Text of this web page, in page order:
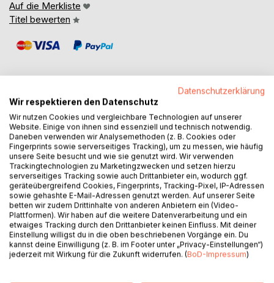
Auf die Merkliste
Titel bewerten
BESCHREIBUNG
In den schwebenden Inseln von Aeloria, wo der Wind
Geschichten erzählt und Wolken als Transportmittel dienen,
lebt Caelan, ein junger Luftschiffkapitän. Sein Leben nimmt
eine unerwartete Wendung, als er auf einer seiner Reisen
eine mysteriöse, in Ketten gelegte Frau namens Elara
rettet. Sie ist keine gewöhnliche Gefangene, sondern die
letzte Zephyrhexe, eine Magierin, die die Winde
kontrollieren kann.
Datenschutzerklärung
Wir respektieren den Datenschutz
Wir nutzen Cookies und vergleichbare Technologien auf unserer
Website. Einige von ihnen sind essenziell und technisch notwendig.
Daneben verwenden wir Analysemethoden (z. B. Cookies oder
Fingerprints sowie serverseitiges Tracking), um zu messen, wie häufig
unsere Seite besucht und wie sie genutzt wird. Wir verwenden
Trackingtechnologien zu Marketingzwecken und setzen hierzu
serverseitiges Tracking sowie auch Drittanbieter ein, wodurch ggf.
geräteübergreifend Cookies, Fingerprints, Tracking-Pixel, IP-Adressen
sowie gehashte E-Mail-Adressen genutzt werden. Auf unserer Seite
betten wir zudem Drittinhalte von anderen Anbietern ein (Video-
Plattformen). Wir haben auf die weitere Datenverarbeitung und ein
etwaiges Tracking durch den Drittanbieter keinen Einfluss. Mit deiner
Einstellung willigst du in die oben beschriebenen Vorgänge ein. Du
kannst deine Einwilligung (z. B. im Footer unter „Privacy-Einstellungen“)
jederzeit mit Wirkung für die Zukunft widerrufen. (BoD-Impressum)